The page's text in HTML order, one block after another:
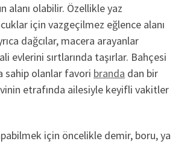
alanı olabilir. Özellikle yaz
için vazgeçilmez eğlence alanı
dağcılar, macera arayanlar
evlerini sırtlarında taşırlar. Bahçesi
sahip olanlar favori branda dan bir
etrafında ailesiyle keyifli vakitler
için öncelikle demir, boru, ya